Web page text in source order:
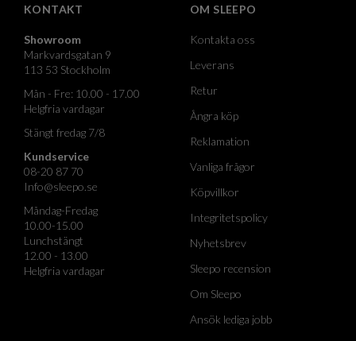
KONTAKT
Showroom
Markvardsgatan 9
113 53 Stockholm
Mån - Fre: 10.00 - 17.00
Helgfria vardagar
Stängt fredag 7/8
Kundservice
08-20 87 70
Info@sleepo.se
Måndag-Fredag
10.00-15.00
Lunchstängt
12.00 - 13.00
Helgfria vardagar
OM SLEEPO
Kontakta oss
Leverans
Retur
Ångra köp
Reklamation
Vanliga frågor
Köpvillkor
Integritetspolicy
Nyhetsbrev
Sleepo recension
Om Sleepo
Ansök lediga jobb